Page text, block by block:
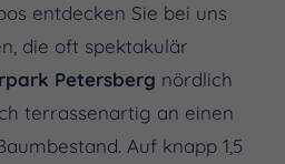
entdecken Sie bei uns
die oft spektakulär
Petersberg nördlich
terrassenartig an einen
Auf knapp 1,5